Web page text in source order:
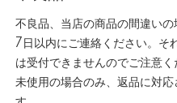
不良品、当店の商品の間違い
7日以内にご連絡ください。そ
は受付できませんのでご注意く
未使用の場合のみ、返品に対応